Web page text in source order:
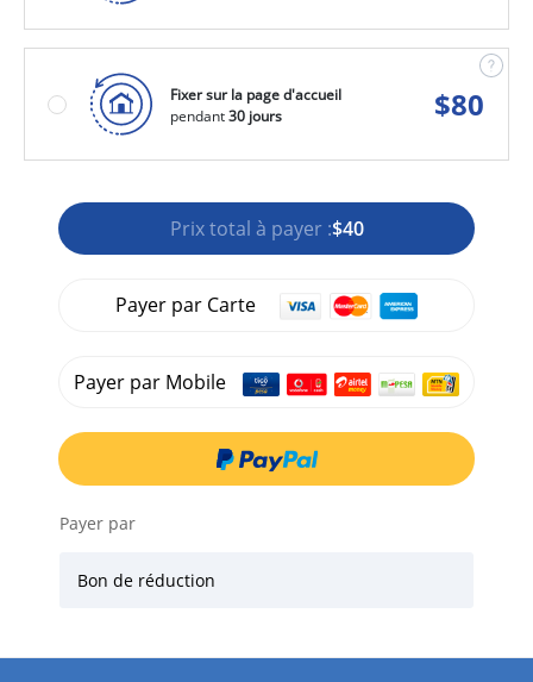
Fixer sur la page d'accueil
pendant30 jours $80
Prix total à payer :$40
Payer par Carte
Payer par Mobile
Payer par
Bon de réduction